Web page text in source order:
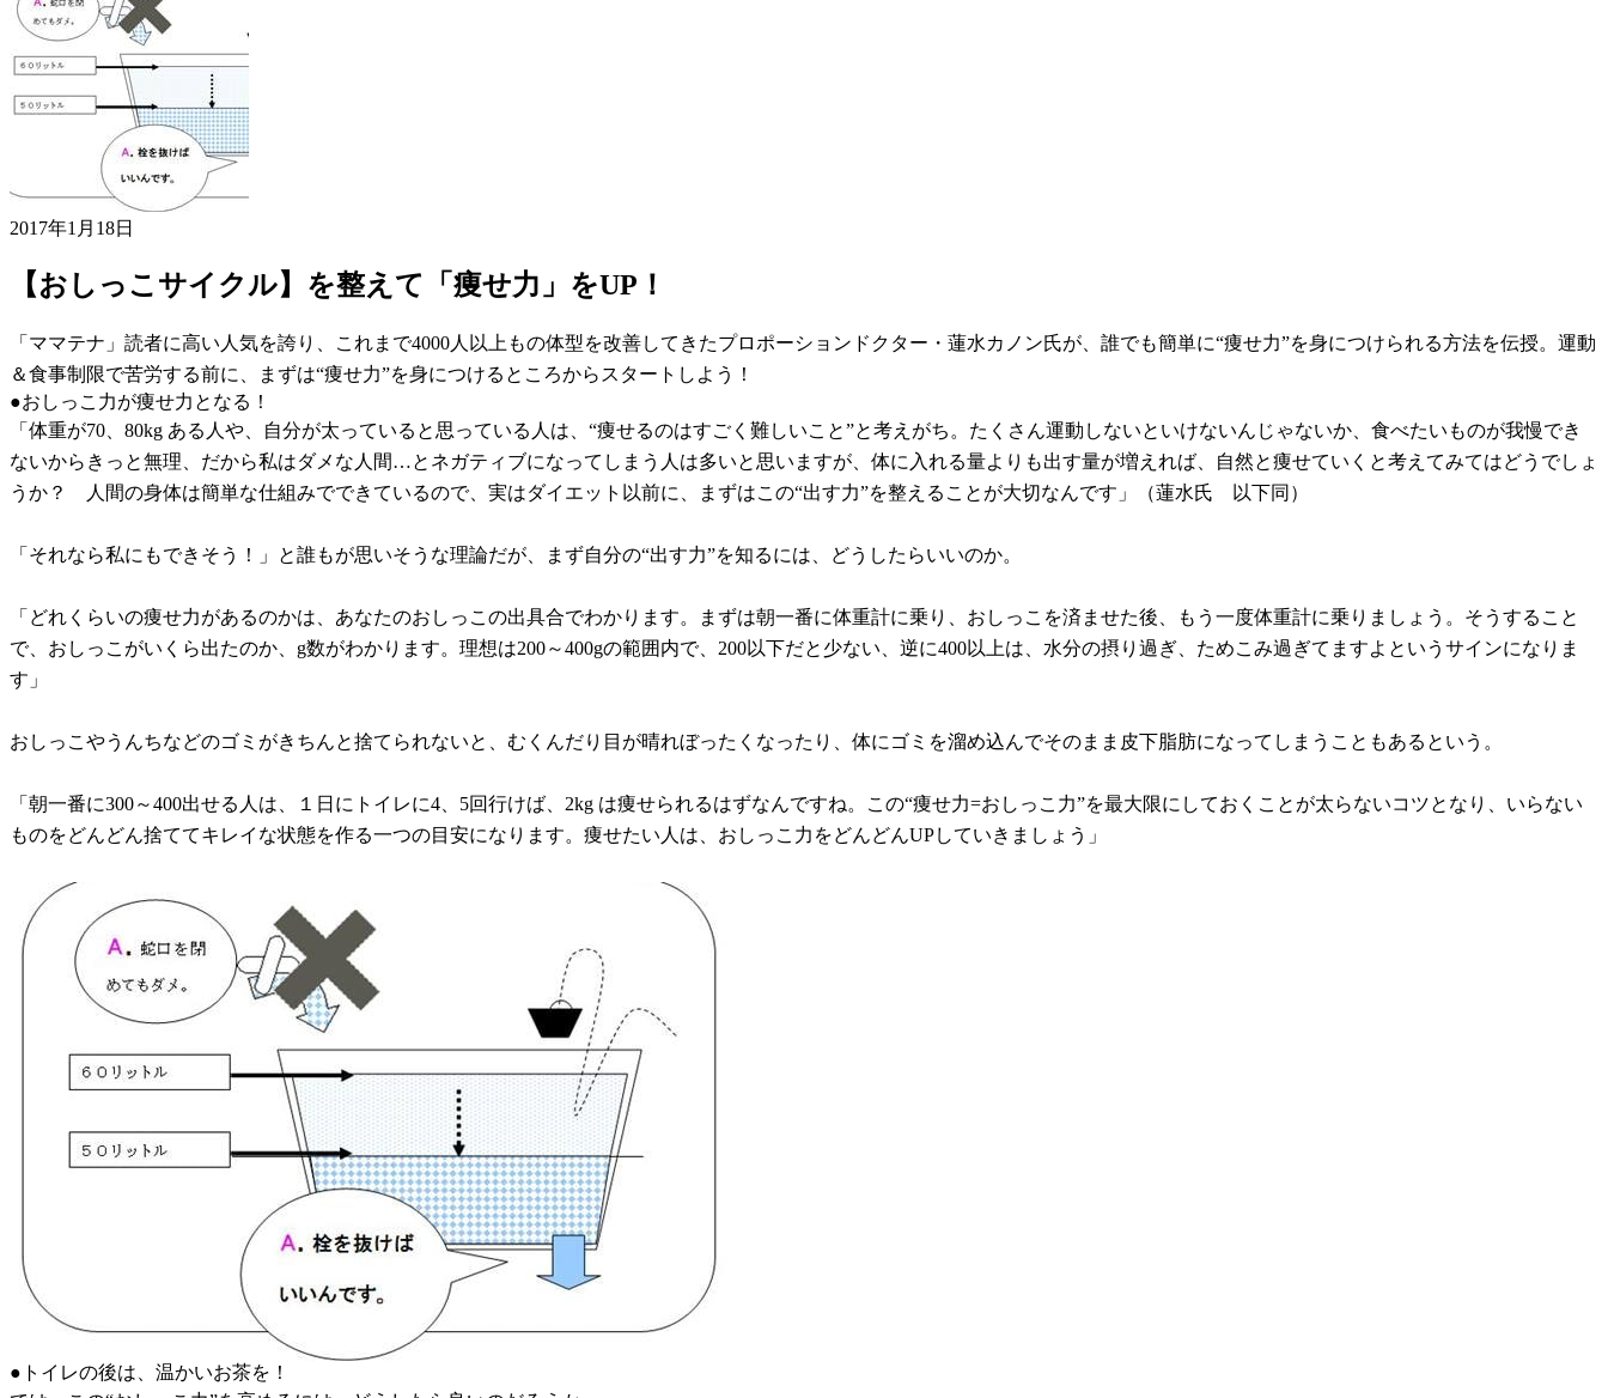
2017年1月18日
【おしっこサイクル】を整えて「痩せ力」をUP！
「ママテナ」読者に高い人気を誇り、これまで4000人以上もの体型を改善してきたプロポーションドクター・蓮水カノン氏が、誰でも簡単に“痩せ力”を身につけられる方法を伝授。運動
＆食事制限で苦労する前に、まずは“痩せ力”を身につけるところからスタートしよう！
●おしっこ力が痩せ力となる！
「体重が70、80kg ある人や、自分が太っていると思っている人は、“痩せるのはすごく難しいこと”と考えがち。たくさん運動しないといけないんじゃないか、食べたいものが我慢でき
ないからきっと無理、だから私はダメな人間…とネガティブになってしまう人は多いと思いますが、体に入れる量よりも出す量が増えれば、自然と痩せていくと考えてみてはどうでしょ
うか？ 人間の身体は簡単な仕組みでできているので、実はダイエット以前に、まずはこの“出す力”を整えることが大切なんです」（蓮水氏 以下同）
「それなら私にもできそう！」と誰もが思いそうな理論だが、まず自分の“出す力”を知るには、どうしたらいいのか。
「どれくらいの痩せ力があるのかは、あなたのおしっこの出具合でわかります。まずは朝一番に体重計に乗り、おしっこを済ませた後、もう一度体重計に乗りましょう。そうすること
で、おしっこがいくら出たのか、g数がわかります。理想は200～400gの範囲内で、200以下だと少ない、逆に400以上は、水分の摂り過ぎ、ためこみ過ぎてますよというサインになりま
す」
おしっこやうんちなどのゴミがきちんと捨てられないと、むくんだり目が晴れぼったくなったり、体にゴミを溜め込んでそのまま皮下脂肪になってしまうこともあるという。
「朝一番に300～400出せる人は、１日にトイレに4、5回行けば、2kg は痩せられるはずなんですね。この“痩せ力=おしっこ力”を最大限にしておくことが太らないコツとなり、いらない
ものをどんどん捨ててキレイな状態を作る一つの目安になります。痩せたい人は、おしっこ力をどんどんUPしていきましょう」
●トイレの後は、温かいお茶を！